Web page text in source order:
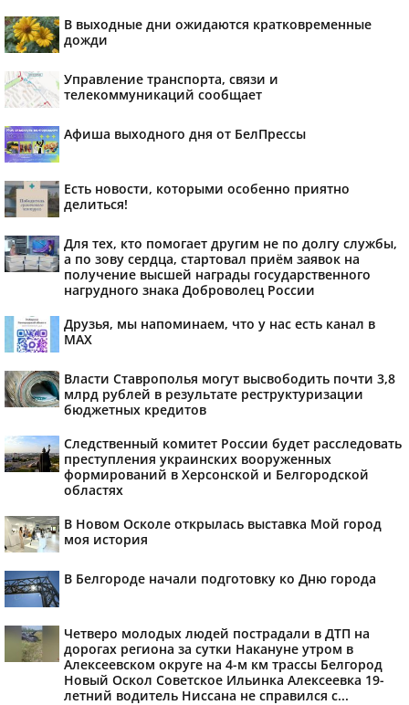
В выходные дни ожидаются кратковременные
дожди
Управление транспорта, связи и
телекоммуникаций сообщает
Афиша выходного дня от БелПрессы
Есть новости, которыми особенно приятно
делиться!
Для тех, кто помогает другим не по долгу службы,
а по зову сердца, стартовал приём заявок на
получение высшей награды государственного
нагрудного знака Доброволец России
Друзья, мы напоминаем, что у нас есть канал в
МАХ
Власти Ставрополья могут высвободить почти 3,8
млрд рублей в результате реструктуризации
бюджетных кредитов
Следственный комитет России будет расследовать
преступления украинских вооруженных
формирований в Херсонской и Белгородской
областях
В Новом Осколе открылась выставка Мой город
моя история
В Белгороде начали подготовку ко Дню города
Четверо молодых людей пострадали в ДТП на
дорогах региона за сутки Накануне утром в
Алексеевском округе на 4-м км трассы Белгород
Новый Оскол Советское Ильинка Алексеевка 19-
летний водитель Ниссана не справился с...